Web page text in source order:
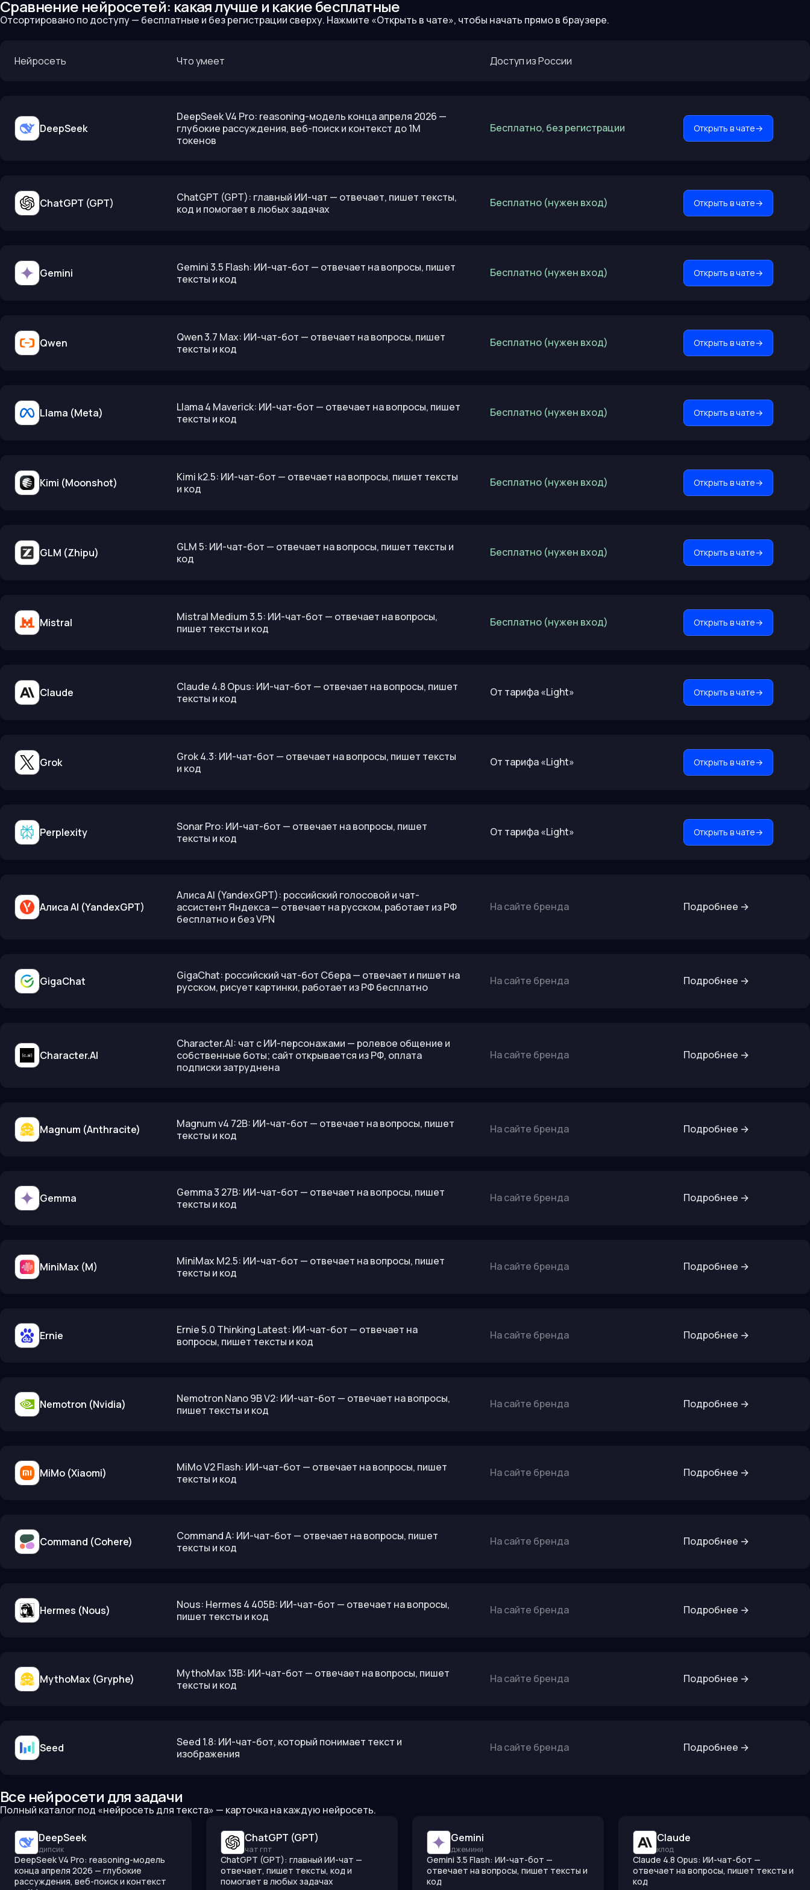
Сравнение нейросетей: какая лучше и какие бесплатные
Отсортировано по доступу — бесплатные и без регистрации сверху. Нажмите «Открыть в чате», чтобы начать прямо в браузере.
Нейросеть Что умеет Доступ из России
DeepSeek
DeepSeek V4 Pro: reasoning-модель конца апреля 2026 —
глубокие рассуждения, веб-поиск и контекст до 1M
токенов
Бесплатно, без регистрации Открыть в чате→
ChatGPT (GPT)
ChatGPT (GPT): главный ИИ-чат — отвечает, пишет тексты,
код и помогает в любых задачах
Бесплатно (нужен вход) Открыть в чате→
Gemini
Gemini 3.5 Flash: ИИ-чат-бот — отвечает на вопросы, пишет
тексты и код
Бесплатно (нужен вход) Открыть в чате→
Qwen
Qwen 3.7 Max: ИИ-чат-бот — отвечает на вопросы, пишет
тексты и код
Бесплатно (нужен вход) Открыть в чате→
Llama (Meta)
Llama 4 Maverick: ИИ-чат-бот — отвечает на вопросы, пишет
тексты и код
Бесплатно (нужен вход) Открыть в чате→
Kimi (Moonshot)
Kimi k2.5: ИИ-чат-бот — отвечает на вопросы, пишет тексты
и код
Бесплатно (нужен вход) Открыть в чате→
GLM (Zhipu)
GLM 5: ИИ-чат-бот — отвечает на вопросы, пишет тексты и
код
Бесплатно (нужен вход) Открыть в чате→
Mistral
Mistral Medium 3.5: ИИ-чат-бот — отвечает на вопросы,
пишет тексты и код
Бесплатно (нужен вход) Открыть в чате→
Claude
Claude 4.8 Opus: ИИ-чат-бот — отвечает на вопросы, пишет
тексты и код
От тарифа «Light» Открыть в чате→
Grok
Grok 4.3: ИИ-чат-бот — отвечает на вопросы, пишет тексты
и код
От тарифа «Light» Открыть в чате→
Perplexity
Sonar Pro: ИИ-чат-бот — отвечает на вопросы, пишет
тексты и код
От тарифа «Light» Открыть в чате→
Алиса AI (YandexGPT)
Алиса AI (YandexGPT): российский голосовой и чат-
ассистент Яндекса — отвечает на русском, работает из РФ
бесплатно и без VPN
На сайте бренда Подробнее →
GigaChat
GigaChat: российский чат-бот Сбера — отвечает и пишет на
русском, рисует картинки, работает из РФ бесплатно
На сайте бренда Подробнее →
Character.AI
Character.AI: чат с ИИ-персонажами — ролевое общение и
собственные боты; сайт открывается из РФ, оплата
подписки затруднена
На сайте бренда Подробнее →
Magnum (Anthracite)
Magnum v4 72B: ИИ-чат-бот — отвечает на вопросы, пишет
тексты и код
На сайте бренда Подробнее →
Gemma
Gemma 3 27B: ИИ-чат-бот — отвечает на вопросы, пишет
тексты и код
На сайте бренда Подробнее →
MiniMax (M)
MiniMax M2.5: ИИ-чат-бот — отвечает на вопросы, пишет
тексты и код
На сайте бренда Подробнее →
Ernie
Ernie 5.0 Thinking Latest: ИИ-чат-бот — отвечает на
вопросы, пишет тексты и код
На сайте бренда Подробнее →
Nemotron (Nvidia)
Nemotron Nano 9B V2: ИИ-чат-бот — отвечает на вопросы,
пишет тексты и код
На сайте бренда Подробнее →
MiMo (Xiaomi)
MiMo V2 Flash: ИИ-чат-бот — отвечает на вопросы, пишет
тексты и код
На сайте бренда Подробнее →
Command (Cohere)
Command A: ИИ-чат-бот — отвечает на вопросы, пишет
тексты и код
На сайте бренда Подробнее →
Hermes (Nous)
Nous: Hermes 4 405B: ИИ-чат-бот — отвечает на вопросы,
пишет тексты и код
На сайте бренда Подробнее →
MythoMax (Gryphe)
MythoMax 13B: ИИ-чат-бот — отвечает на вопросы, пишет
тексты и код
На сайте бренда Подробнее →
Seed
Seed 1.8: ИИ-чат-бот, который понимает текст и
изображения
На сайте бренда Подробнее →
Все нейросети для задачи
Полный каталог под «нейросеть для текста» — карточка на каждую нейросеть.
DeepSeek
дипсик
DeepSeek V4 Pro: reasoning-модель
конца апреля 2026 — глубокие
рассуждения, веб-поиск и контекст
ChatGPT (GPT)
чат гпт
ChatGPT (GPT): главный ИИ-чат —
отвечает, пишет тексты, код и
помогает в любых задачах
Gemini
джемини
Gemini 3.5 Flash: ИИ-чат-бот —
отвечает на вопросы, пишет тексты и
код
Claude
клод
Claude 4.8 Opus: ИИ-чат-бот —
отвечает на вопросы, пишет тексты и
код